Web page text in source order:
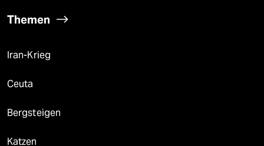
Themen
Iran-Krieg
Ceuta
Bergsteigen
Katzen